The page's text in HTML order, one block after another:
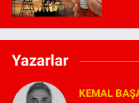
Yazarlar
KEMAL